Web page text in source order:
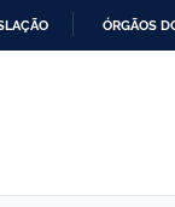
ÓRGÃOS